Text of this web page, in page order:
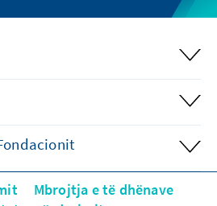
Mbrojtja e të dhënave